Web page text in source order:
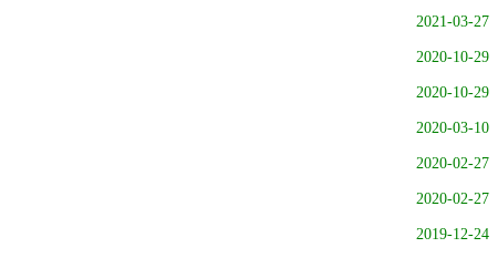
2021-03-27
2020-10-29
2020-10-29
2020-03-10
2020-02-27
2020-02-27
2019-12-24